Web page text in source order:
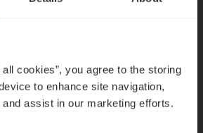
cookies”, you agree to the storing
to enhance site navigation,
assist in our marketing efforts.